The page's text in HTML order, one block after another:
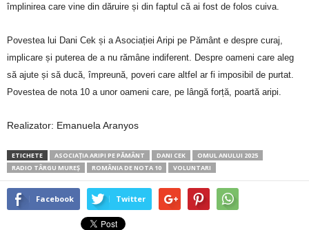
împlinirea care vine din dăruire și din faptul că ai fost de folos cuiva.
Povestea lui Dani Cek și a Asociației Aripi pe Pământ e despre curaj,
implicare și puterea de a nu rămâne indiferent. Despre oameni care aleg
să ajute și să ducă, împreună, poveri care altfel ar fi imposibil de purtat.
Povestea de nota 10 a unor oameni care, pe lângă forță, poartă aripi.
Realizator: Emanuela Aranyos
ETICHETE ASOCIAȚIA ARIPI PE PĂMÂNT DANI CEK
OMUL ANULUI 2025
RADIO TÂRGU MUREȘ
ROMÂNIA DE NOTA 10 VOLUNTARI
Facebook Twitter